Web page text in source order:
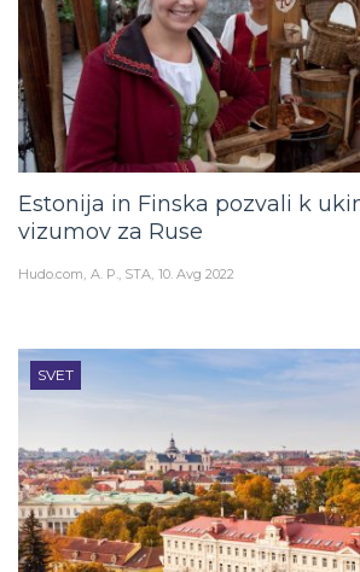
Estonija in Finska pozvali k
vizumov za Ruse
Hudo.com A. P., STA 10. Avg 2022
SVET